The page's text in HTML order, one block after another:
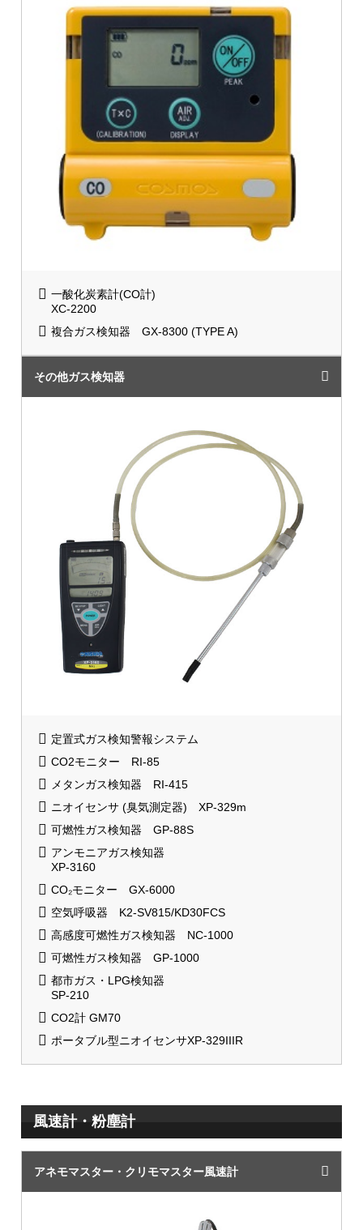
一酸化炭素計(CO計)
XC-2200
複合ガス検知器 GX-8300 (TYPE A)
その他ガス検知器
定置式ガス検知警報システム
CO2モニター RI-85
メタンガス検知器 RI-415
ニオイセンサ (臭気測定器) XP-329m
可燃性ガス検知器 GP-88S
アンモニアガス検知器
XP-3160
CO₂モニター GX-6000
空気呼吸器 K2-SV815/KD30FCS
高感度可燃性ガス検知器 NC-1000
可燃性ガス検知器 GP-1000
都市ガス・LPG検知器
SP-210
CO2計 GM70
ポータブル型ニオイセンサXP-329IIIR
風速計・粉塵計
アネモマスター・クリモマスター風速計